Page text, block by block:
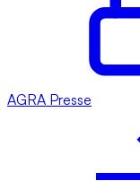
AGRA Presse